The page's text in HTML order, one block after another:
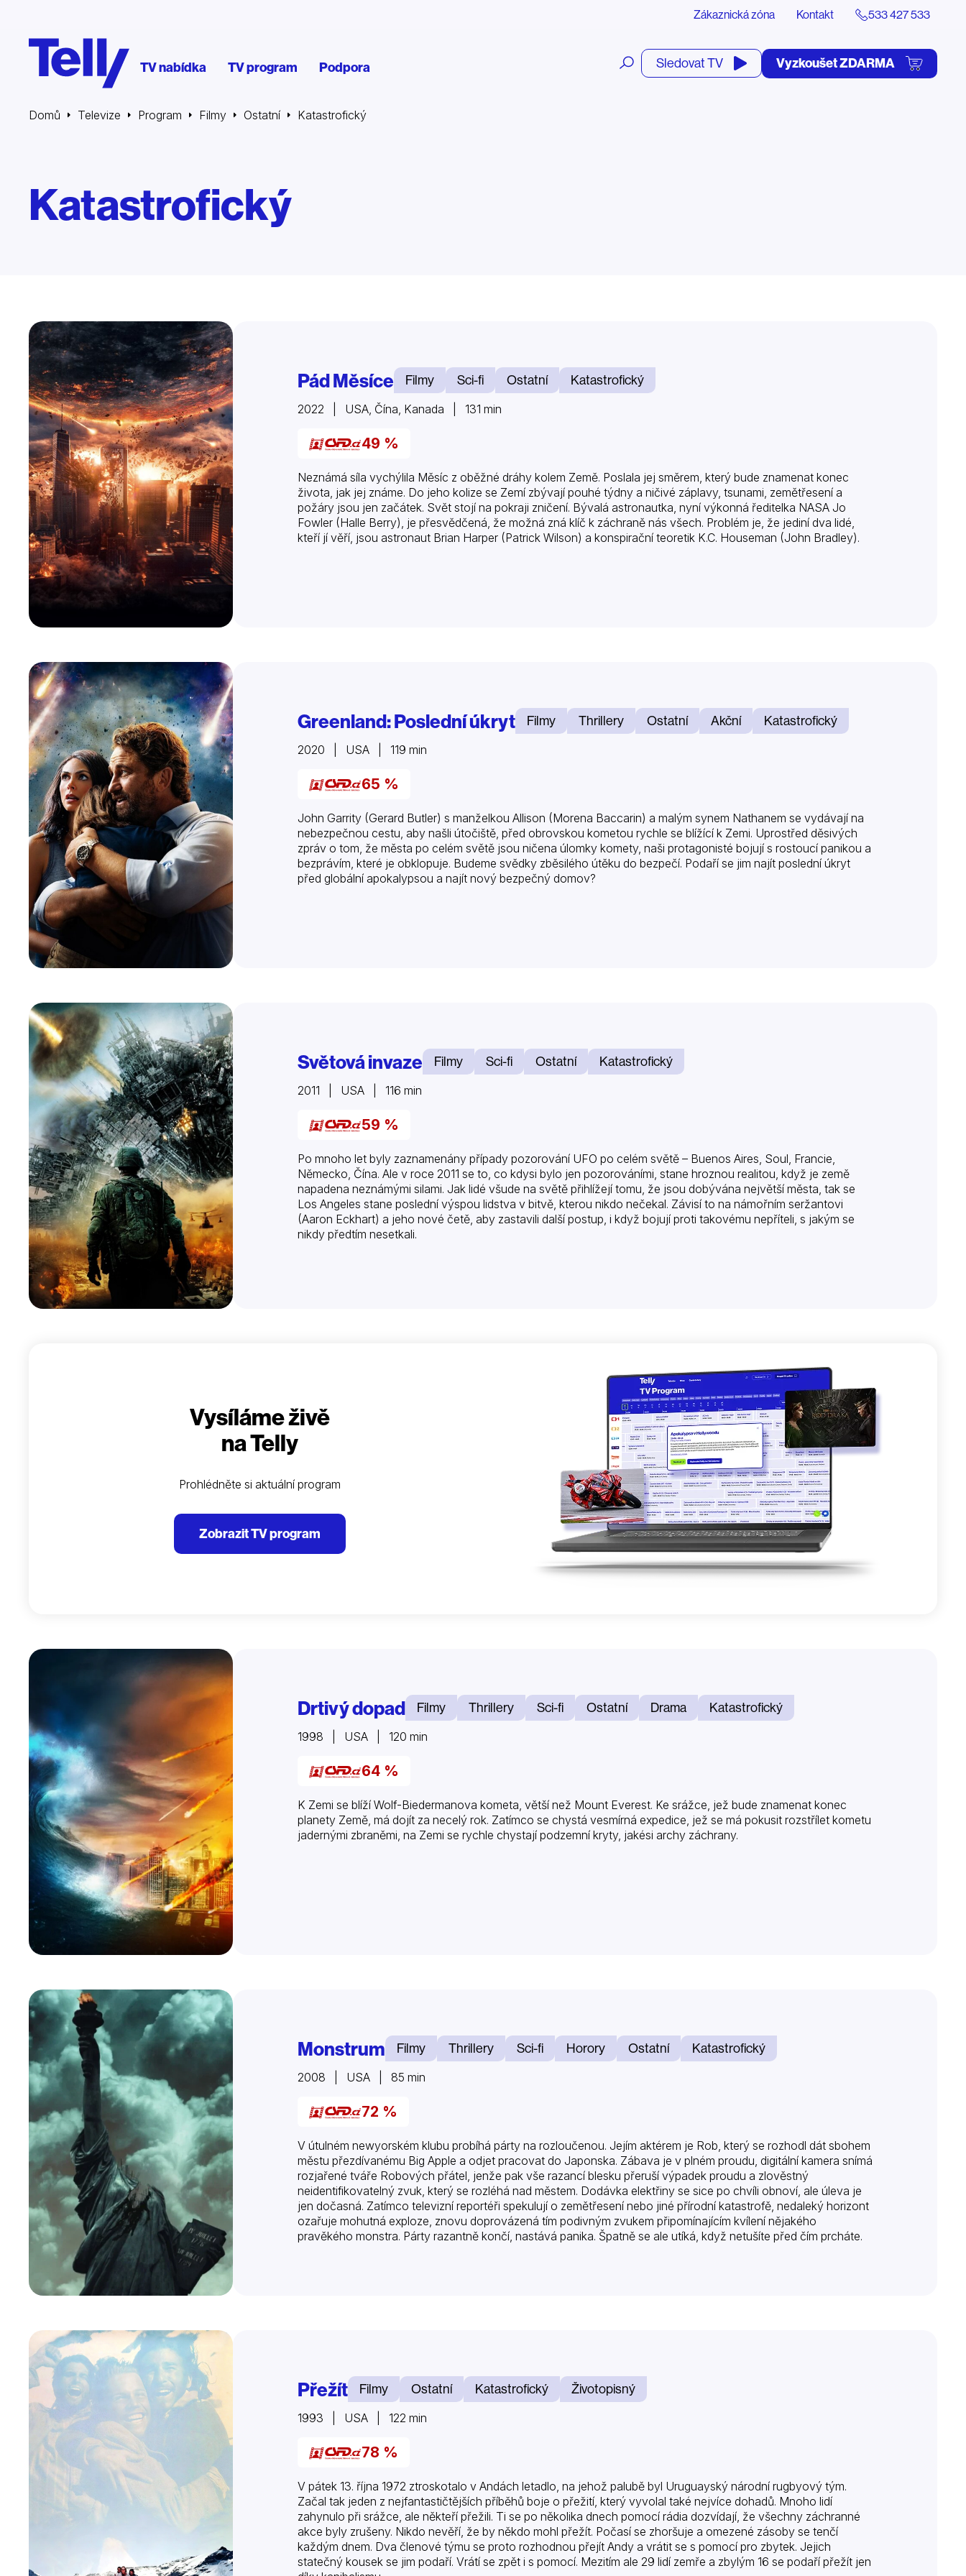
Zákaznická zóna Kontakt 533 427 533
TV nabídka TV program Podpora
Otevřít
vyhledávání
Sledovat TV Vyzkoušet ZDARMA
Domů Televize Program Filmy Ostatní Katastrofický
Katastrofický
Pád Měsíce Filmy Sci-fi Ostatní Katastrofický
2022 | USA, Čína, Kanada | 131 min
49 %
Neznámá síla vychýlila Měsíc z oběžné dráhy kolem Země. Poslala jej směrem, který bude znamenat konec
života, jak jej známe. Do jeho kolize se Zemí zbývají pouhé týdny a ničivé záplavy, tsunami, zemětřesení a
požáry jsou jen začátek. Svět stojí na pokraji zničení. Bývalá astronautka, nyní výkonná ředitelka NASA Jo
Fowler (Halle Berry), je přesvědčená, že možná zná klíč k záchraně nás všech. Problém je, že jediní dva lidé,
kteří jí věří, jsou astronaut Brian Harper (Patrick Wilson) a konspirační teoretik K.C. Houseman (John Bradley).
Greenland: Poslední úkryt Filmy Thrillery Ostatní Akční Katastrofický
2020 | USA | 119 min
65 %
John Garrity (Gerard Butler) s manželkou Allison (Morena Baccarin) a malým synem Nathanem se vydávají na
nebezpečnou cestu, aby našli útočiště, před obrovskou kometou rychle se blížící k Zemi. Uprostřed děsivých
zpráv o tom, že města po celém světě jsou ničena úlomky komety, naši protagonisté bojují s rostoucí panikou a
bezprávím, které je obklopuje. Budeme svědky zběsilého útěku do bezpečí. Podaří se jim najít poslední úkryt
před globální apokalypsou a najít nový bezpečný domov?
Světová invaze Filmy Sci-fi Ostatní Katastrofický
2011 | USA | 116 min
59 %
Po mnoho let byly zaznamenány případy pozorování UFO po celém světě – Buenos Aires, Soul, Francie,
Německo, Čína. Ale v roce 2011 se to, co kdysi bylo jen pozorováními, stane hroznou realitou, když je země
napadena neznámými silami. Jak lidé všude na světě přihlížejí tomu, že jsou dobývána největší města, tak se
Los Angeles stane poslední výspou lidstva v bitvě, kterou nikdo nečekal. Závisí to na námořním seržantovi
(Aaron Eckhart) a jeho nové četě, aby zastavili další postup, i když bojují proti takovému nepříteli, s jakým se
nikdy předtím nesetkali.
Vysíláme živě
na Telly
Prohlédněte si aktuální program
Zobrazit TV program
Drtivý dopad Filmy Thrillery Sci-fi Ostatní Drama Katastrofický
1998 | USA | 120 min
64 %
K Zemi se blíží Wolf-Biedermanova kometa, větší než Mount Everest. Ke srážce, jež bude znamenat konec
planety Země, má dojít za necelý rok. Zatímco se chystá vesmírná expedice, jež se má pokusit rozstřílet kometu
jadernými zbraněmi, na Zemi se rychle chystají podzemní kryty, jakési archy záchrany.
Monstrum Filmy Thrillery Sci-fi Horory Ostatní Katastrofický
2008 | USA | 85 min
72 %
V útulném newyorském klubu probíhá párty na rozloučenou. Jejím aktérem je Rob, který se rozhodl dát sbohem
městu přezdívanému Big Apple a odjet pracovat do Japonska. Zábava je v plném proudu, digitální kamera snímá
rozjařené tváře Robových přátel, jenže pak vše razancí blesku přeruší výpadek proudu a zlověstný
neidentifikovatelný zvuk, který se rozléhá nad městem. Dodávka elektřiny se sice po chvíli obnoví, ale úleva je
jen dočasná. Zatímco televizní reportéři spekulují o zemětřesení nebo jiné přírodní katastrofě, nedaleký horizont
ozařuje mohutná exploze, znovu doprovázená tím podivným zvukem připomínajícím kvílení nějakého
pravěkého monstra. Párty razantně končí, nastává panika. Špatně se ale utíká, když netušíte před čím prcháte.
Přežít Filmy Ostatní Katastrofický Životopisný
1993 | USA | 122 min
78 %
V pátek 13. října 1972 ztroskotalo v Andách letadlo, na jehož palubě byl Uruguayský národní rugbyový tým.
Začal tak jeden z nejfantastičtějších příběhů boje o přežití, který vyvolal také nejvíce dohadů. Mnoho lidí
zahynulo při srážce, ale někteří přežili. Ti se po několika dnech pomocí rádia dozvídají, že všechny záchranné
akce byly zrušeny. Nikdo nevěří, že by někdo mohl přežít. Počasí se zhoršuje a omezené zásoby se tenčí
každým dnem. Dva členové týmu se proto rozhodnou přejít Andy a vrátit se s pomocí pro zbytek. Jejich
statečný kousek se jim podaří. Vrátí se zpět i s pomocí. Mezitím ale 29 lidí zemře a zbylým 16 se podaří přežít jen